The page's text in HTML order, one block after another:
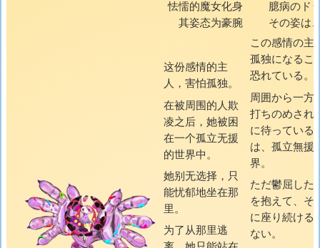
怯懦的魔女化身
其姿态为豪腕
臆病のド
その姿は
这份感情的主
人，害怕孤独。
在被周围的人欺
凌之后，她被困
在一个孤立无援
的世界中。
她别无选择，只
能忧郁地坐在那
里。
为了从那里逃
この感情の主
孤独になるこ
恐れている。
周囲から一方
打ちのめされ
に待っている
は、孤立無援
界。
ただ鬱屈した
を抱えて、そ
に座り続ける
ない。